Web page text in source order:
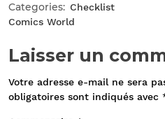
Categories: Checklist
Comics World
Laisser un
Votre adresse e-mail ne sera
obligatoires sont indiqués avec